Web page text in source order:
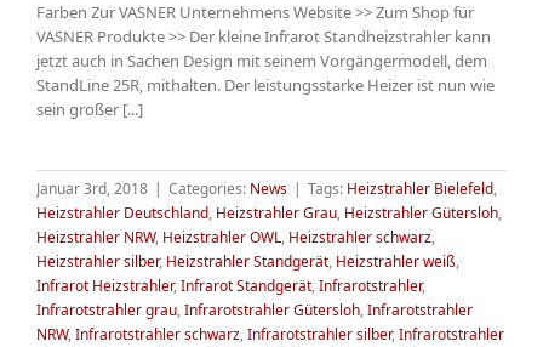
Farben Zur VASNER Unternehmens Website >> Zum Shop für
VASNER Produkte >> Der kleine Infrarot Standheizstrahler kann
jetzt auch in Sachen Design mit seinem Vorgängermodell, dem
StandLine 25R, mithalten. Der leistungsstarke Heizer ist nun wie
sein großer [...]
Januar 3rd, 2018 | Categories: News | Tags: Heizstrahler Bielefeld,
Heizstrahler Deutschland, Heizstrahler Grau, Heizstrahler Gütersloh,
Heizstrahler NRW, Heizstrahler OWL, Heizstrahler schwarz,
Heizstrahler silber, Heizstrahler Standgerät, Heizstrahler weiß,
Infrarot Heizstrahler,Infrarot Standgerät,Infrarotstrahler,
Infrarotstrahler grau,Infrarotstrahler Gütersloh,Infrarotstrahler
NRW,Infrarotstrahler schwarz,Infrarotstrahler silber,Infrarotstrahler